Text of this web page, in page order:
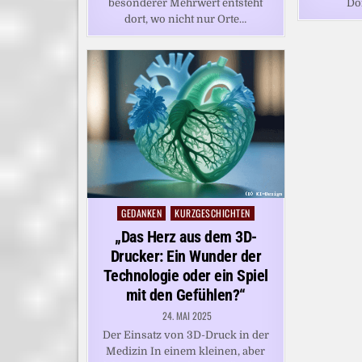
besonderer Mehrwert entsteht
dort, wo nicht nur Orte…
Posted
in
GEDANKEN KURZGESCHICHTEN
„Das Herz aus dem 3D-
Drucker: Ein Wunder der
Technologie oder ein Spiel
mit den Gefühlen?“
24. MAI 2025
Der Einsatz von 3D-Druck in der
Medizin In einem kleinen, aber